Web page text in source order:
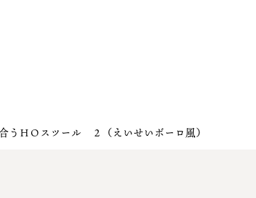
うＨＯスツール ２（えいせいボーロ風）